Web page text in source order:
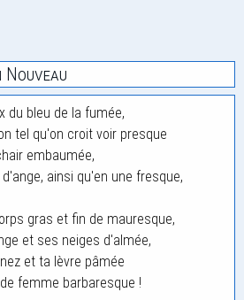
du bleu de la fumée,
tel qu'on croit voir presque
embaumée,
ainsi qu'en une fresque,
gras et fin de mauresque,
et ses neiges d'almée,
et ta lèvre pâmée
femme barbaresque !